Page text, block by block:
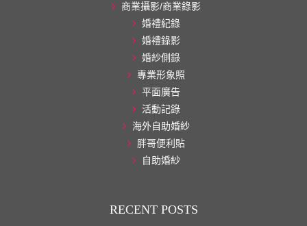
商業攝影/商業錄影
婚禮紀錄
婚禮錄影
婚紗側錄
專業形象照
平面廣告
活動記錄
海外自助婚紗
胖哥便利貼
自助婚紗
RECENT POSTS